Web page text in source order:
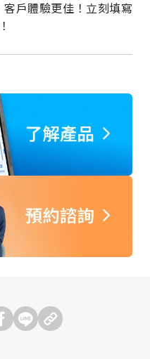
戶體驗更佳！立刻填寫